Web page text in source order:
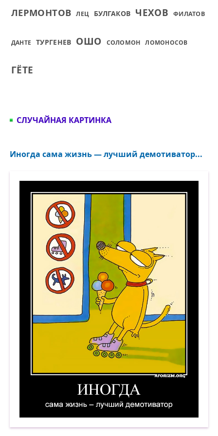
ЛЕРМОНТОВ ЛЕЦ БУЛГАКОВ ЧЕХОВ ФИЛАТОВ
ДАНТЕ ТУРГЕНЕВ ОШО СОЛОМОН ЛОМОНОСОВ
ГЁТЕ
СЛУЧАЙНАЯ КАРТИНКА
Иногда сама жизнь — лучший демотиватор...